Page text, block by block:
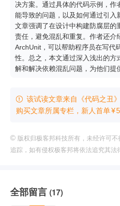
决方案。通过具体的代码示例，作
能导致的问题，以及如何通过引入
文章强调了在设计中构建防腐层的
责任，避免混乱和重复。作者还介
ArchUnit，可以帮助程序员在写代
性。总之，本文通过深入浅出的方
解和解决依赖混乱问题，为他们提
 该试读文章来自《代码之丑
购买文章所属专栏 ，新⼈⾸单¥
© 版权归极客邦科技所有，未经许可
追踪，如有侵权极客邦将依法追究其法
全部留言 (17)